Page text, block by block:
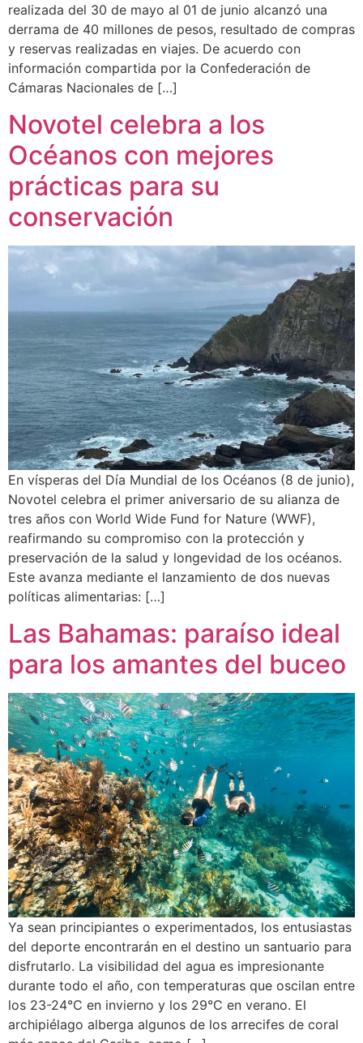
realizada del 30 de mayo al 01 de junio alcanzó una
derrama de 40 millones de pesos, resultado de compras
y reservas realizadas en viajes. De acuerdo con
información compartida por la Confederación de
Cámaras Nacionales de […]
Novotel celebra a los
Océanos con mejores
prácticas para su
conservación
En vísperas del Día Mundial de los Océanos (8 de junio),
Novotel celebra el primer aniversario de su alianza de
tres años con World Wide Fund for Nature (WWF),
reafirmando su compromiso con la protección y
preservación de la salud y longevidad de los océanos.
Este avanza mediante el lanzamiento de dos nuevas
políticas alimentarias: […]
Las Bahamas: paraíso ideal
para los amantes del buceo
Ya sean principiantes o experimentados, los entusiastas
del deporte encontrarán en el destino un santuario para
disfrutarlo. La visibilidad del agua es impresionante
durante todo el año, con temperaturas que oscilan entre
los 23-24°C en invierno y los 29°C en verano. El
archipiélago alberga algunos de los arrecifes de coral